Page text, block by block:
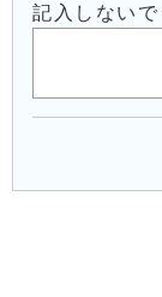
記入しないで